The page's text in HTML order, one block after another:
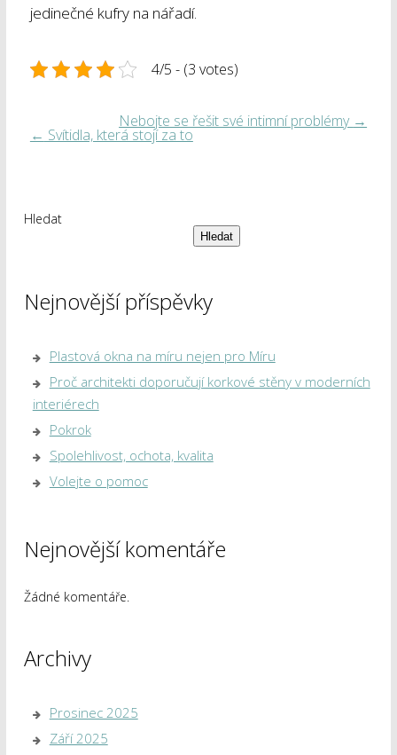
jedinečné kufry na nářadí.
4/5 - (3 votes)
Nebojte se řešit své intimní problémy →
← Svítidla, která stojí za to
Hledat
Hledat
Nejnovější příspěvky
Plastová okna na míru nejen pro Míru
Proč architekti doporučují korkové stěny v moderních
interiérech
Pokrok
Spolehlivost, ochota, kvalita
Volejte o pomoc
Nejnovější komentáře
Žádné komentáře.
Archivy
Prosinec 2025
Září 2025